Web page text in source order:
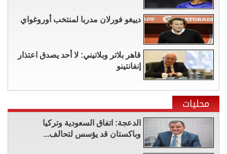
دييغو فورلان مدربا لمنتخب أوروغواي
قاهر بلاتر وبلاتيني: لا أحد يصدق اعتذار
إنفانتينو
محليات
الدعجة: اتفاق السعودية وتركيا
وباكستان قد يؤسس لتحالف...